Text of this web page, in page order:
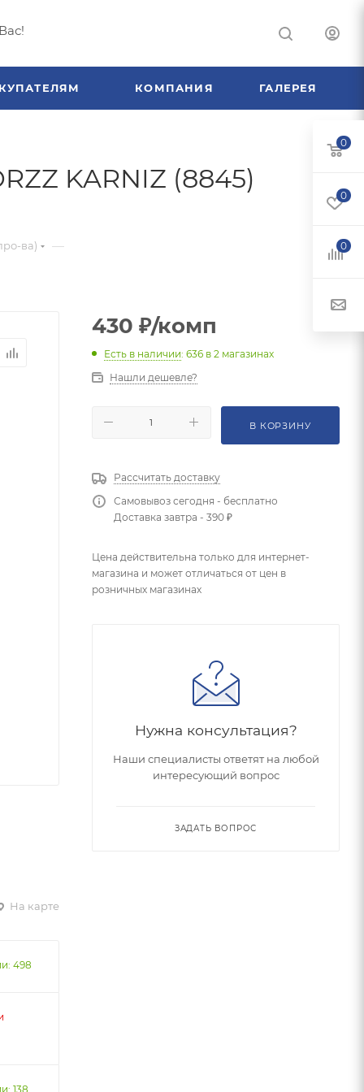
КОМПАНИЯ ГАЛЕРЕЯ
KARNIZ (8845)
ва) —
На карте
498
138
430 ₽/комп
Есть в наличии: 636 в 2 магазинах
Нашли дешевле?
В КОРЗИНУ
Рассчитать доставку
Самовывоз сегодня - бесплатно
Доставка завтра - 390 ₽
Цена действительна только для интернет-
магазина и может отличаться от цен в
розничных магазинах
Нужна консультация?
Наши специалисты ответят на любой
интересующий вопрос
ЗАДАТЬ ВОПРОС
0
0
0